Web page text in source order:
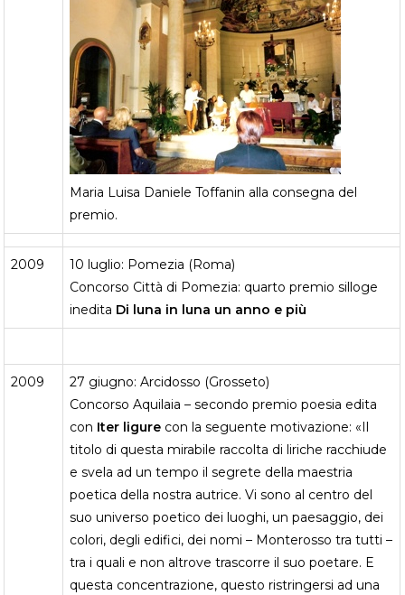
Maria Luisa Daniele Toffanin alla consegna del
premio.
2009
10 luglio: Pomezia (Roma)
Concorso Città di Pomezia: quarto premio silloge
inedita Di luna in luna un anno e più
2009
27 giugno: Arcidosso (Grosseto)
Concorso Aquilaia – secondo premio poesia edita
con Iter ligure con la seguente motivazione: «Il
titolo di questa mirabile raccolta di liriche racchiude
e svela ad un tempo il segrete della maestria
poetica della nostra autrice. Vi sono al centro del
suo universo poetico dei luoghi, un paesaggio, dei
colori, degli edifici, dei nomi – Monterosso tra tutti –
tra i quali e non altrove trascorre il suo poetare. E
questa concentrazione, questo ristringersi ad una